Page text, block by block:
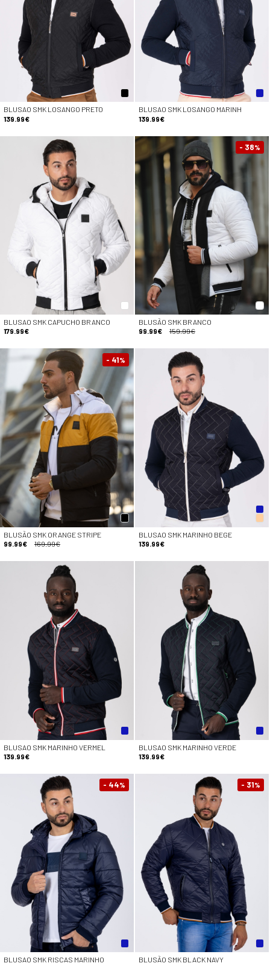
BLUSAO SMK LOSANGO PRETO
139.99€
BLUSAO SMK LOSANGO MARINH
139.99€
BLUSAO SMK CAPUCHO BRANCO
179.99€
- 38%
BLUSÃO SMK BRANCO
99.99€
159.99€
- 41%
BLUSÃO SMK ORANGE STRIPE
99.99€
169.99€
BLUSAO SMK MARINHO BEGE
139.99€
BLUSAO SMK MARINHO VERMEL
139.99€
BLUSAO SMK MARINHO VERDE
139.99€
- 44%
BLUSAO SMK RISCAS MARINHO
- 31%
BLUSÃO SMK BLACK NAVY